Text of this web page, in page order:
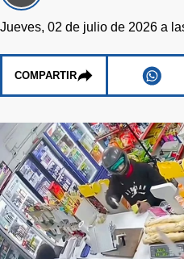
Jueves, 02 de julio de 2026 a
COMPARTIR